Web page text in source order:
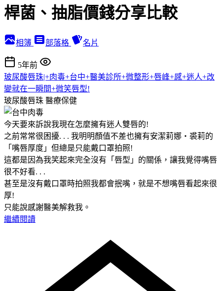
桿菌、抽脂價錢分享比較
相簿 部落格 名片
5年前
玻尿酸唇珠|+肉毒+台中+醫美診所+微整形+唇峰+感+迷人+改
變就在一瞬間+微笑唇型!
玻尿酸唇珠 醫療保健
今天要來訴說我現在怎麼擁有迷人雙唇的!
之前常常很困擾. . . 我明明顏值不差也擁有安潔莉娜・裘莉的
「嘴唇厚度」但總是只能戴口罩拍照!
這都是因為我笑起來完全沒有「唇型」的關係，讓我覺得嘴唇
很不好看. . .
甚至是沒有戴口罩時拍照我都會抿嘴，就是不想嘴唇看起來很
厚!
只能說感謝醫美解救我。
繼續閱讀